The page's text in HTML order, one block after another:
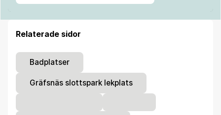
Relaterade sidor
Badplatser
Gräfsnäs slottspark lekplats